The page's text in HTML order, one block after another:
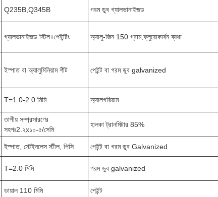
Q235B,Q345B গরম ডুব গ্যালভানাইজড
গ্যালভানাইজড স্টিল+পেইন্টিং অ্যালু-জিন 150 গ্রাম,ফ্লুরোকার্বন ব্যথা
ইস্পাত বা অ্যালুমিনিয়াম শীট পেইন্ট বা গরম ডুব galvanized
T=1.0-2.0 মিমি অ্যালগরিয়াম
তাপীয় সম্প্রসারণের
সহগঃ2.২x১০-৫/সেমি
হালকা ট্রানমিটার 85%
ইস্পাত, স্টেইনলেস স্টীল, পিসি পেইন্ট বা গরম ডুব Galvanized
T=2.0 মিমি গরম ডুব galvanized
ডায়াল 110 মিমি পেইন্ট